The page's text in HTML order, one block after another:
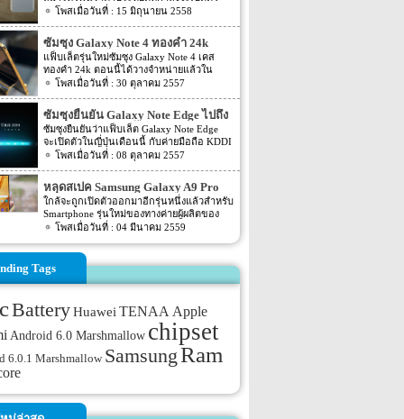
เร็วๆ นี้ ที่ยังไม่ได้รับการประกาศออกมาอย่าง
อินเตอร์เน็ตแล้ว
15 มิถุนายน 2558
ซัมซุง Galaxy Note 4 ทองคำ 24k
จำหน่ายในเวียดนาม ราคา 65,000
บาท
แฟ็บเล็ตรุ่นใหม่ซัมซุง Galaxy Note 4 เคส
ทองคำ 24k ตอนนี้ได้วางจำหน่ายแล้วใน
ประเทศเวียดนาม โดยทุกชิ้นส่วนโลหะจะมี
ชั่วโมง ต่อเครื่อง และมีต้นทุนราว 1,100
ดอลลาร์ หรือราว 36,000 บาท โดยราคายังไม่
รวมกับราคาของแฟ็บเล็ต Galaxy Note 4 และ
คุณต้องจ่ายเพิ่มอีก 900 ดอลลาร์ Galaxy Note
4 จัดจำหน่ายโดย Golden Mobile ใน
เวียดนาม มีให้เลือกทั้งสีขาวและดำซึ่ง
สวยงามไม่แพ้กัน ทั้งนี้สมาร์ทโฟนชุบทองเป็น
ที่นิยมในตลาดจีนและอาหรับเนื่องจากเป็นสี
มงคลและแสดงถึงฐานะความร่ำรวย
ที่มา: gsmarena
30 ตุลาคม 2557
ซัมซุงยืนยัน Galaxy Note Edge ไปถึง
มือชาวญี่ปุ่นเดือนนี้
ซัมซุงยืนยันว่าแฟ็บเล็ต Galaxy Note Edge
จะเปิดตัวในญี่ปุ่นเดือนนี้ กับค่ายมือถือ KDDI
และ NTT DoCoMo และขณะนี้มันได้เปิดให้
08 ตุลาคม 2557
หลุดสเปค Samsung Galaxy A9 Pro
จาก AnTuTu
ใกล้จะถูกเปิดตัวออกมาอีกรุ่นหนึ่งแล้วสำหรับ
Smartphone รุ่นใหม่ของทางค่ายผู้ผลิตของ
ประเทศเกาหลีอย่างแบรนด์ Samsung นั่นเอง
ไม่นานนี้เอง ทาง Samsung เองก็เพิ่งเปิดตัว
Samsung Galaxy S7 และ Samsung Galaxy
S7 edge ออกไปเอง โดยล่าสุดนั้นกลับมีสเปค
ของ Smartphone รุ่นใหม่ของทาง Samsung
ใหม่ของทาง Samsung นั้นจะเป็นรุ่นใหม่อย่าง
Samsung Galaxy A9 Pro โดยก่อนหน้านี้เมื่อ
ต้นเดือนกุมภาพันธ์นั้นก็มีสเปคของ Galaxy
A9 Pro ถูกเปิดเผยออกมาแล้ว โดย Spec ใน
ตอนนั้นจะเป็นข้อมูลจากเว็บไซต์อย่าง
มากกว่า A9 (2016) ไม่มากนัก โดยจะ
อัพเกรดจากรุ่น A9 (2016) […]
04 มีนาคม 2559
Tags
BatteryHuawei TENAAApple
Android 6.0 Marshmallow chipset
6.0.1 Marshmallow SamsungRam